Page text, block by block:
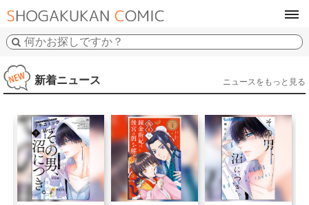
新着ニュース ニュースをもっと見る